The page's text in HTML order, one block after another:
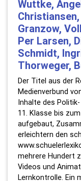
Wuttke,
Granzow,
Per Larsen,
Schmidt,
Thorweger,
Der Titel aus der
Medienverbund
Inhalte des
11. Klasse bis
aufgebaut,
erleichtern den
mehrere Hundert
Videos und
Lernkontrolle. Ein